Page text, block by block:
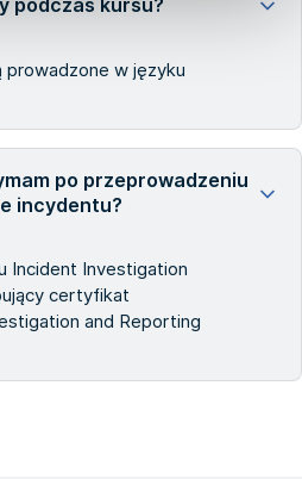
prowadzone w języku
po przeprowadzeniu
incydentu?
Incident Investigation
certyfikat
and Reporting